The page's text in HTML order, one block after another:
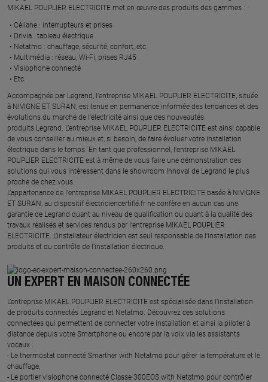
MIKAEL POUPLIER ELECTRICITE met en œuvre des produits des gammes : ​
Céliane : interrupteurs et prises ​
Drivia : tableau électrique ​
Netatmo : chauffage, sécurité, confort, etc.​
Multimédia : réseau, Wi-Fi, prises RJ45​
Visiophone connecté​
Etc.​
​Accompagnée par Legrand, l’entreprise MIKAEL POUPLIER ELECTRICITE, située
à NIVIGNE ET SURAN, est tenue en permanence informée des tendances et des
évolutions du marché de l'électricité ainsi que des nouveautés
produits Legrand. L’entreprise MIKAEL POUPLIER ELECTRICITE est ainsi capable
de vous conseiller au mieux et, si besoin, de faire évoluer votre installation
électrique dans le temps. En tant que professionnel, l’entreprise MIKAEL
POUPLIER ELECTRICITE est à même de vous faire une démonstration des
solutions qui vous intéressent dans le showroom Innoval de Legrand le plus
proche de chez vous.​
L’appartenance de l’entreprise MIKAEL POUPLIER ELECTRICITE basée à NIVIGNE
ET SURAN, au dispositif électriciencertifié.fr ne confère en aucun cas une
garantie de Legrand quant au niveau de qualification ou quant à la qualité des
travaux réalisés et services rendus par l’entreprise MIKAEL POUPLIER
ELECTRICITE. L’installateur électricien est seul responsable de l’installation des
produits et du contrôle de l’installation électrique.
UN EXPERT EN MAISON CONNECTÉE
L’entreprise MIKAEL POUPLIER ELECTRICITE est spécialisée dans l’installation
de produits connectés Legrand et Netatmo. Découvrez ces solutions
connectées qui permettent de connecter votre installation et ainsi la piloter à
distance depuis votre Smartphone ou encore par la voix via les assistants
vocaux :
- Le thermostat connecté Smarther with Netatmo pour gérer la température et le
chauffage,
- Le portier visiophone connecté Classe 300EOS with Netatmo pour contrôler